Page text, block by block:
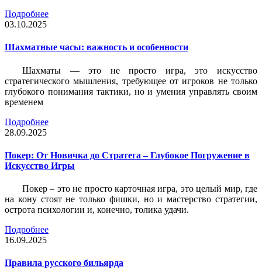
Подробнее
03.10.2025
Шахматные часы: важность и особенности
Шахматы — это не просто игра, это искусство
стратегического мышления, требующее от игроков не только
глубокого понимания тактики, но и умения управлять своим
временем
Подробнее
28.09.2025
Покер: От Новичка до Стратега – Глубокое Погружение в
Искусство Игры
Покер – это не просто карточная игра, это целый мир, где
на кону стоят не только фишки, но и мастерство стратегии,
острота психологии и, конечно, толика удачи.
Подробнее
16.09.2025
Правила русского бильярда